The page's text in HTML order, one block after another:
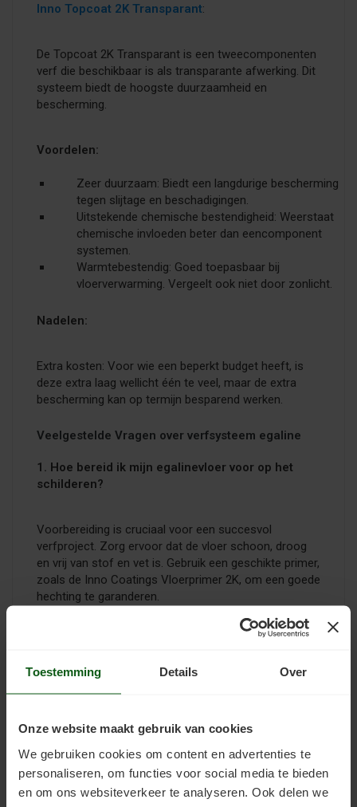
Toestemming Details Over
Onze website maakt gebruik van cookies
We gebruiken cookies om content en advertenties te
personaliseren, om functies voor social media te bieden
en om ons websiteverkeer te analyseren. Ook delen we
Inno Topcoat 2K Transparant:
De Topcoat 2K Transparant is een tweecomponenten
verf die beschikbaar is als transparante afwerking. Dit
systeem biedt de hoogste duurzaamheid en
bescherming.
Voordelen:
Zeer duurzaam: Biedt een langdurige bescherming
tegen slijtage en beschadigingen.
Uitstekende chemische bestendigheid: Weerstaat
chemische invloeden beter dan eencomponent
systemen.
Warmtebestendig: Goed toepasbaar bij
vloerverwarming. Vergeelt ook niet door zonlicht.
Nadelen:
Extra kosten: Voor wie een beperkt budget heeft, is
deze extra laag wellicht één te veel, maar de extra
bescherming kan op termijn besparend werken.
Veelgestelde Vragen over verfsysteem egaline
1. Hoe bereid ik mijn egalinevloer voor op het
schilderen?
Voorbereiding is cruciaal voor een succesvol
verfproject. Zorg ervoor dat de vloer schoon, droog
en vrij van stof en vet is. Gebruik een geschikte primer,
zoals de Inno Coatings Vloerprimer 2K, om een goede
hechting te garanderen.
2. Hoeveel lagen verf moet ik aanbrengen?
primer en twee lagen topcoat voldoende. Een
transparante toplaag biedt extra weerstand tegen
slijtage.
3. Hoe lang moet ik wachten tussen het